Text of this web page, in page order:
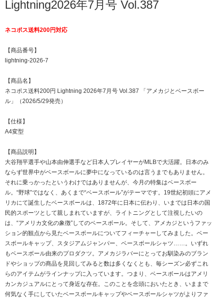
Lightning2026年7月号 Vol.387
ネコポス送料200円対応
【商品番号】
lightning-2026-7
【商品名】
ネコポス送料200円 Lightning 2026年7月号 Vol.387 「アメカジとベースボー
ル」（2026/5/29発売）
【仕様】
A4変型
【商品説明】
大谷翔平選手や山本由伸選手など日本人プレイヤーがMLBで大活躍。日本のみ
ならず世界中がベースボールに夢中になっているのは言うまでもありません。
それに乗っかったというわけではありませんが、今月の特集はベースボー
ル。“野球”ではなく、あくまで“ベースボール”がテーマです。19世紀初頭にアメ
リカにて誕生したベースボールは、1872年に日本に伝わり、いまでは日本の国
民的スポーツとして親しまれていますが、ライトニングとして注視したいの
は、“アメリカ文化の象徴”してのベースボール。そして、アメカジというファッ
ション的観点から見たベースボールについてフィーチャーしてみました。ベー
スボールキャップ、スタジアムジャンパー、ベースボールシャツ……。いずれ
もベースボール由来のプロダクツ。アメカジラバーにとってお馴染みのブラン
ドやショップの商品を見回してみると数は多くなくとも、毎シーズン必ずこれ
らのアイテムがラインナップに入っています。つまり、ベースボールはアメリ
カンカジュアルにとって身近な存在。このことを念頭においたとき、いままで
何気なく手にしていたベースボールキャップやベースボールシャツがよりファ